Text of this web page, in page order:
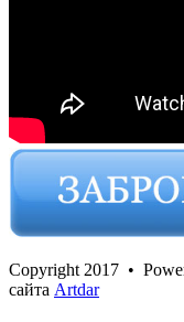
Сopyright 2017 •
сайта Artdar